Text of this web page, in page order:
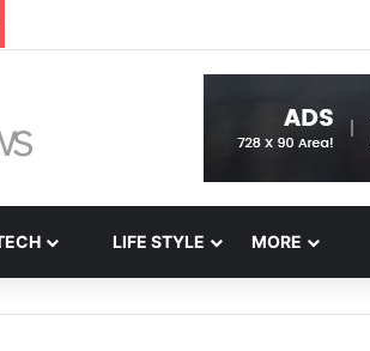
LIFE STYLE MORE